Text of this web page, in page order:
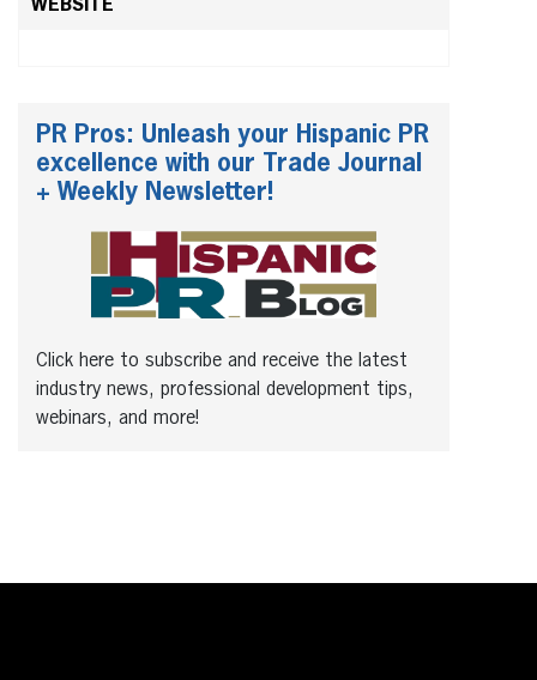
WEBSITE
PR Pros: Unleash your Hispanic PR
excellence with our Trade Journal
+ Weekly Newsletter!
Click here to subscribe and receive the latest
industry news, professional development tips,
webinars, and more!